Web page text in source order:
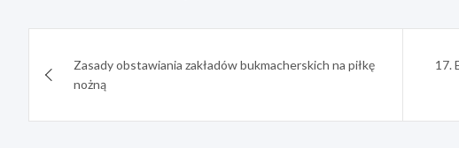
wpisuZasady obstawiania zakładów bukmacherskich na piłkę
nożną
17.